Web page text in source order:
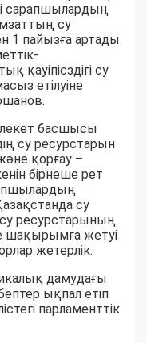
сарапшылардың
су
1 пайызға артады.
қауіпісздігі су
етілуіне
басшысы
су ресурстарын
қорғау –
бірнеше рет
су
ресурстарының
жетуі
жетерлік.
дамудағы
ықпал етіп
парламенттік